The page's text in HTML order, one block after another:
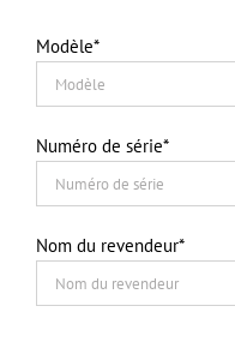
Modèle*
Numéro de série*
Nom du revendeur*